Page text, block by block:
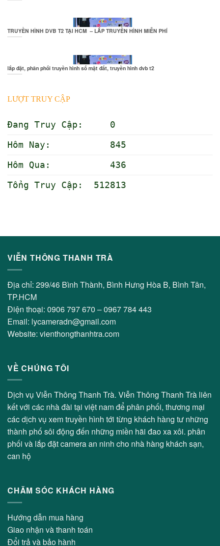
TRUYỀN HÌNH DVB T2 TẠI HCM – LẮP TRUYỀN HÌNH MIỄN PHÍ
lắp đặt, phân phối truyền hình số mặt đất, truyền hình dvb t2
LƯỢT TRUY CẬP
Đang Truy Cập: 0
Hôm Nay: 845
Hôm Qua: 436
Tổng Truy Cập: 512813
VIỄN THÔNG THANH TRÀ
Địa chỉ: 299/46 Bình Thành, Bình Hưng Hòa B, Bình Tân,
TP.HCM
Điện thoại: 0906 797 670 – 0967 784 443
Email: lycameradn@gmail.com
Website: vienthongthanhtra.com
VỀ CHÚNG TÔI
Dịch vụ Viễn Thông Thanh Trà. Viễn Thông Thanh Trà liên
kết với các nhà đài tại việt nam để phân phối, thương mại
các dịch vụ xem truyền hình tới từng khách hàng tư những
thành phố sôi động đến những miền hãi đao xa xôi. phân
phối và lắp đặt camera an ninh cho nhà hàng khách sạn,
can hộ
CHĂM SÓC KHÁCH HÀNG
Hướng dẫn mua hàng
Giao nhận và thanh toán
Đổi trả và bảo hành